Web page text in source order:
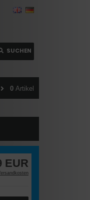
SUCHEN
0 Artikel
EUR